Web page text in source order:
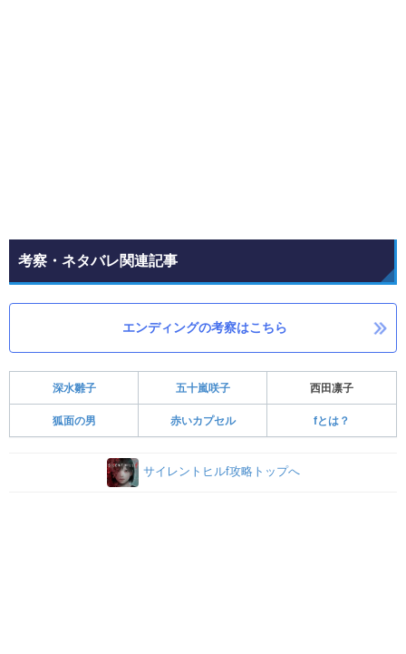
考察・ネタバレ関連記事
エンディングの考察はこちら
深水雛子 五十嵐咲子 西田凛子
狐面の男 赤いカプセル fとは？
サイレントヒルf攻略トップへ